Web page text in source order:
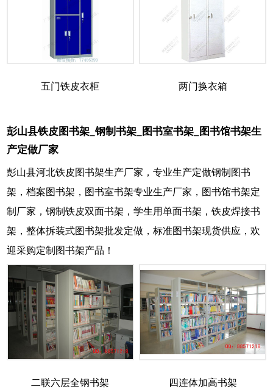
五门铁皮衣柜 两门换衣箱
彭山县铁皮图书架_钢制书架_图书室书架_图书馆书架生
产定做厂家
彭山县河北铁皮图书架生产厂家，专业生产定做钢制图书
架，档案图书架，图书室书架专业生产厂家，图书馆书架定
制厂家，钢制铁皮双面书架，学生用单面书架，铁皮焊接书
架，整体拆装式图书架批发定做，标准图书架现货供应，欢
迎采购定制图书架产品！
二联六层全钢书架 四连体加高书架